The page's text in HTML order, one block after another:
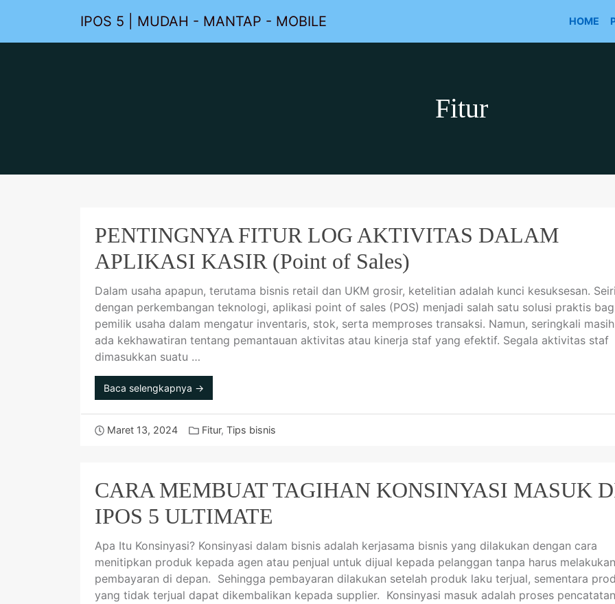
IPOS 5 | MUDAH - MANTAP - MOBILE HOME
Fitur
PENTINGNYA FITUR LOG AKTIVITAS DALAM
APLIKASI KASIR (Point of Sales)
Dalam usaha apapun, terutama bisnis retail dan UKM grosir, ketelitian adalah kunci kesuksesan.
dengan perkembangan teknologi, aplikasi point of sales (POS) menjadi salah satu solusi praktis
pemilik usaha dalam mengatur inventaris, stok, serta memproses transaksi. Namun, seringkali masih
ada kekhawatiran tentang pemantauan aktivitas atau kinerja staf yang efektif. Segala aktivitas staf
dimasukkan suatu …
Baca selengkapnya →
Maret 13, 2024 Fitur, Tips bisnis
CARA MEMBUAT TAGIHAN KONSINYASI MASUK
IPOS 5 ULTIMATE
Apa Itu Konsinyasi? Konsinyasi dalam bisnis adalah kerjasama bisnis yang dilakukan dengan cara
menitipkan produk kepada agen atau penjual untuk dijual kepada pelanggan tanpa harus melakukan
pembayaran di depan. Sehingga pembayaran dilakukan setelah produk laku terjual, sementara
yang tidak terjual dapat dikembalikan kepada supplier. Konsinyasi masuk adalah proses pencatatan